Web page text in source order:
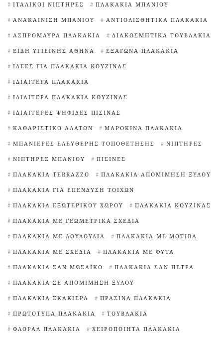
ΙΤΑΛΙΚΟΊ ΝΙΠΤΉΡΕΣ ΠΛΑΚΆΚΙΑ ΜΠΆΝΙΟΥ
ΑΝΑΚΑΊΝΙΣΗ ΜΠΆΝΙΟΥ ΑΝΤΙΟΛΙΣΘΗΤΙΚΆ ΠΛΑΚΆΚΙΑ
ΑΣΠΡΌΜΑΥΡΑ ΠΛΑΚΆΚΙΑ ΔΙΑΚΟΣΜΗΤΙΚΆ ΤΟΥΒΛΆΚΙΑ
ΕΊΔΗ ΥΓΙΕΙΝΉΣ ΑΘΉΝΑ ΕΞΆΓΩΝΑ ΠΛΑΚΆΚΙΑ
ΙΔΈΕΣ ΓΙΑ ΠΛΑΚΆΚΙΑ ΚΟΥΖΊΝΑΣ
ΙΔΙΑΊΤΕΡΑ ΠΛΑΚΆΚΙΑ
ΙΔΙΑΊΤΕΡΑ ΠΛΑΚΆΚΙΑ ΚΟΥΖΊΝΑΣ
ΙΔΙΑΊΤΕΡΕΣ ΨΗΦΊΔΕΣ ΠΙΣΊΝΑΣ
ΚΑΘΑΡΙΣΤΙΚΌ ΑΛΆΤΩΝ ΜΑΡΟΚΙΝΆ ΠΛΑΚΆΚΙΑ
ΜΠΑΝΙΈΡΕΣ ΕΛΕΎΘΕΡΗΣ ΤΟΠΟΘΈΤΗΣΗΣ ΝΙΠΤΉΡΕΣ
ΝΙΠΤΉΡΕΣ ΜΠΆΝΙΟΥ ΠΙΣΊΝΕΣ
ΠΛΑΚΆΚΙΑ TERRAZZO ΠΛΑΚΆΚΙΑ ΑΠΟΜΊΜΗΣΗ ΞΎΛΟΥ
ΠΛΑΚΆΚΙΑ ΓΙΑ ΕΠΈΝΔΥΣΗ ΤΟΊΧΩΝ
ΠΛΑΚΆΚΙΑ ΕΞΩΤΕΡΙΚΟΎ ΧΏΡΟΥ ΠΛΑΚΆΚΙΑ ΚΟΥΖΊΝΑΣ
ΠΛΑΚΆΚΙΑ ΜΕ ΓΕΩΜΕΤΡΙΚΆ ΣΧΈΔΙΑ
ΠΛΑΚΆΚΙΑ ΜΕ ΛΟΥΛΟΎΔΙΑ ΠΛΑΚΆΚΙΑ ΜΕ ΜΟΤΊΒΑ
ΠΛΑΚΆΚΙΑ ΜΕ ΣΧΈΔΙΑ ΠΛΑΚΆΚΙΑ ΜΕ ΦΥΤΆ
ΠΛΑΚΆΚΙΑ ΣΑΝ ΜΩΣΑΪΚΌ ΠΛΑΚΆΚΙΑ ΣΑΝ ΠΈΤΡΑ
ΠΛΑΚΆΚΙΑ ΣΕ ΑΠΟΜΊΜΗΣΗ ΞΎΛΟΥ
ΠΛΑΚΆΚΙΑ ΣΚΑΚΙΈΡΑ ΠΡΆΣΙΝΑ ΠΛΑΚΆΚΙΑ
ΠΡΩΤΌΤΥΠΑ ΠΛΑΚΆΚΙΑ ΤΟΥΒΛΆΚΙΑ
ΦΛΟΡΆΛ ΠΛΑΚΆΚΙΑ ΧΕΙΡΟΠΟΊΗΤΑ ΠΛΑΚΆΚΙΑ